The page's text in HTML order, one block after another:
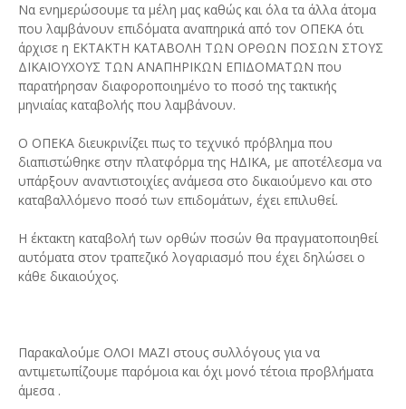
Να ενημερώσουμε τα μέλη μας καθώς και όλα τα άλλα άτομα
που λαμβάνουν επιδόματα αναπηρικά από τον ΟΠΕΚΑ ότι
άρχισε η ΕΚΤΑΚΤΗ ΚΑΤΑΒΟΛΗ ΤΩΝ ΟΡΘΩΝ ΠΟΣΩΝ ΣΤΟΥΣ
ΔΙΚΑΙΟΥΧΟΥΣ ΤΩΝ ΑΝΑΠΗΡΙΚΩΝ ΕΠΙΔΟΜΑΤΩΝ που
παρατήρησαν διαφοροποιημένο το ποσό της τακτικής
μηνιαίας καταβολής που λαμβάνουν.
Ο ΟΠΕΚΑ διευκρινίζει πως το τεχνικό πρόβλημα που
διαπιστώθηκε στην πλατφόρμα της ΗΔΙΚΑ, με αποτέλεσμα να
υπάρξουν αναντιστοιχίες ανάμεσα στο δικαιούμενο και στο
καταβαλλόμενο ποσό των επιδομάτων, έχει επιλυθεί.
Η έκτακτη καταβολή των ορθών ποσών θα πραγματοποιηθεί
αυτόματα στον τραπεζικό λογαριασμό που έχει δηλώσει ο
κάθε δικαιούχος.
Παρακαλούμε ΟΛΟΙ ΜΑΖΙ στους συλλόγους για να
αντιμετωπίζουμε παρόμοια και όχι μονό τέτοια προβλήματα
άμεσα .